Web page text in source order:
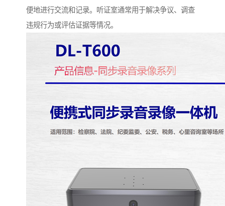
便地进行交流和记录。听证室通常用于解决争议、调查
违规行为或评估证据等情况。